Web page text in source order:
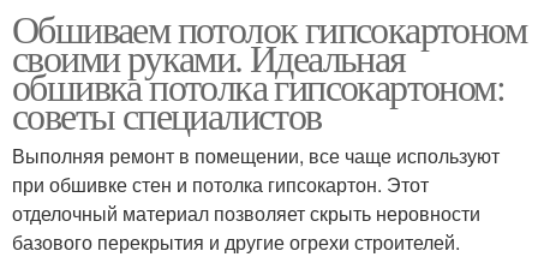
Обшиваем потолок гипсокартоном
своими руками. Идеальная
обшивка потолка гипсокартоном:
советы специалистов
Выполняя ремонт в помещении, все чаще используют
при обшивке стен и потолка гипсокартон. Этот
отделочный материал позволяет скрыть неровности
базового перекрытия и другие огрехи строителей.